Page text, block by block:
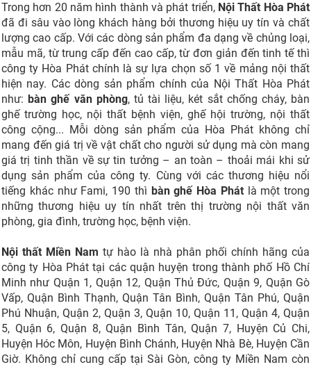
Trong hơn 20 năm hình thành và phát triển, Nội Thất Hòa Phát
đã đi sâu vào lòng khách hàng bởi thương hiệu uy tín và chất
lượng cao cấp. Với các dòng sản phẩm đa dạng về chủng loại,
mẫu mã, từ trung cấp đến cao cấp, từ đơn giản đến tinh tế thì
công ty Hòa Phát chính là sự lựa chọn số 1 về mảng nội thất
hiện nay. Các dòng sản phẩm chính của Nội Thất Hòa Phát
như:bàn ghế văn phòng, tủ tài liệu, két sắt chống cháy, bàn
ghế trường học, nội thất bệnh viện, ghế hội trường, nội thất
công cộng... Mỗi dòng sản phẩm của Hòa Phát không chỉ
mang đến giá trị về vật chất cho người sử dụng mà còn mang
giá trị tinh thần về sự tin tưởng – an toàn – thoải mái khi sử
dụng sản phẩm của công ty. Cùng với các thương hiệu nổi
tiếng khác như Fami, 190 thì bàn ghế Hòa Phátlà một trong
những thương hiệu uy tín nhất trên thị trường nội thất văn
phòng, gia đình, trường học, bệnh viện.
Nội thất Miền Nam tự hào là nhà phân phối chính hãng của
công ty Hòa Phát tại các quận huyện trong thành phố Hồ Chí
Minh như Quận 1, Quận 12, Quận Thủ Đức, Quận 9, Quận Gò
Vấp, Quận Bình Thạnh, Quận Tân Bình, Quận Tân Phú, Quận
Phú Nhuận, Quận 2, Quận 3, Quận 10, Quận 11, Quận 4, Quận
5, Quận 6, Quận 8, Quận Bình Tân, Quận 7, Huyện Củ Chi,
Huyện Hóc Môn, Huyện Bình Chánh, Huyện Nhà Bè, Huyện Cần
Giờ. Không chỉ cung cấp tại Sài Gòn, công ty Miền Nam còn